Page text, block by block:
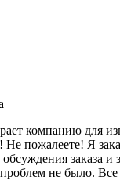
компанию для
пожалеете! Я
заказа и
не было. Все